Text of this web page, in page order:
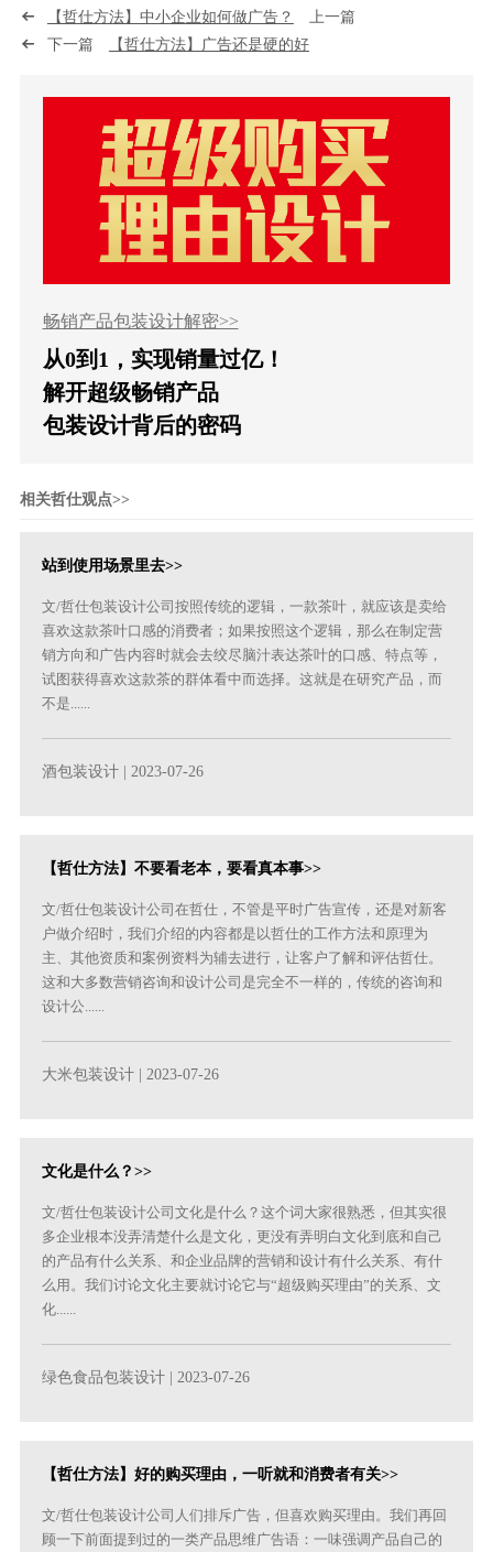
【哲仕方法】中小企业如何做广告？
上一篇
下一篇
【哲仕方法】广告还是硬的好
畅销产品包装设计解密>>
从0到1，实现销量过亿！
解开超级畅销产品
包装设计背后的密码
相关哲仕观点>>
站到使用场景里去>>
文/哲仕包装设计公司按照传统的逻辑，一款茶叶，就应该是卖给
喜欢这款茶叶口感的消费者；如果按照这个逻辑，那么在制定营
销方向和广告内容时就会去绞尽脑汁表达茶叶的口感、特点等，
试图获得喜欢这款茶的群体看中而选择。这就是在研究产品，而
不是......
酒包装设计 | 2023-07-26
【哲仕方法】不要看老本，要看真本事>>
文/哲仕包装设计公司在哲仕，不管是平时广告宣传，还是对新客
户做介绍时，我们介绍的内容都是以哲仕的工作方法和原理为
主、其他资质和案例资料为辅去进行，让客户了解和评估哲仕。
这和大多数营销咨询和设计公司是完全不一样的，传统的咨询和
设计公......
大米包装设计 | 2023-07-26
文化是什么？>>
文/哲仕包装设计公司文化是什么？这个词大家很熟悉，但其实很
多企业根本没弄清楚什么是文化，更没有弄明白文化到底和自己
的产品有什么关系、和企业品牌的营销和设计有什么关系、有什
么用。我们讨论文化主要就讨论它与“超级购买理由”的关系、文
化......
绿色食品包装设计 | 2023-07-26
【哲仕方法】好的购买理由，一听就和消费者有关>>
文/哲仕包装设计公司人们排斥广告，但喜欢购买理由。我们再回
顾一下前面提到过的一类产品思维广告语：一味强调产品自己的